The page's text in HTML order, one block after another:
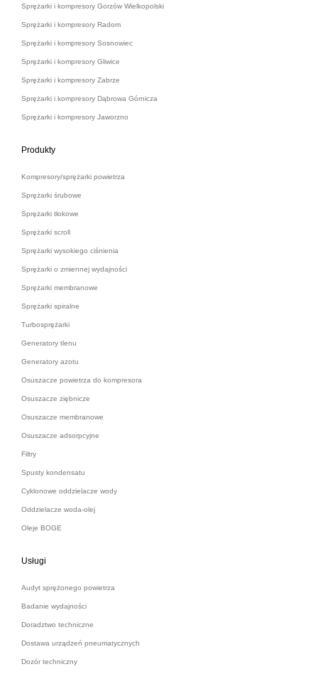
Sprężarki i kompresory Gorzów Wielkopolski
Sprężarki i kompresory Radom
Sprężarki i kompresory Sosnowiec
Sprężarki i kompresory Gliwice
Sprężarki i kompresory Zabrze
Sprężarki i kompresory Dąbrowa Górnicza
Sprężarki i kompresory Jaworzno
Produkty
Kompresory/sprężarki powietrza
Sprężarki śrubowe
Sprężarki tłokowe
Sprężarki scroll
Sprężarki wysokiego ciśnienia
Sprężarki o zmiennej wydajności
Sprężarki membranowe
Sprężarki spiralne
Turbosprężarki
Generatory tlenu
Generatory azotu
Osuszacze powietrza do kompresora
Osuszacze ziębnicze
Osuszacze membranowe
Osuszacze adsorpcyjne
Filtry
Spusty kondensatu
Cyklonowe oddzielacze wody
Oddzielacze woda-olej
Oleje BOGE
Usługi
Audyt sprężonego powietrza
Badanie wydajności
Doradztwo techniczne
Dostawa urządzeń pneumatycznych
Dozór techniczny